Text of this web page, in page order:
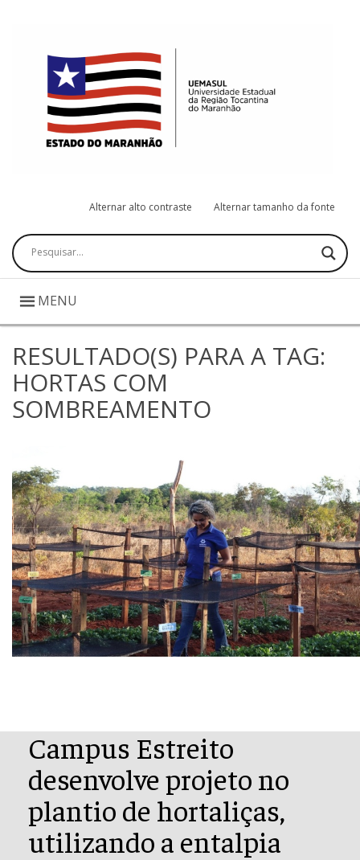
Alternar alto contraste Alternar tamanho da fonte
Pesquisar
MENU
RESULTADO(S) PARA A TAG:
HORTAS COM
SOMBREAMENTO
Campus Estreito
desenvolve projeto no
plantio de hortaliças,
utilizando a entalpia